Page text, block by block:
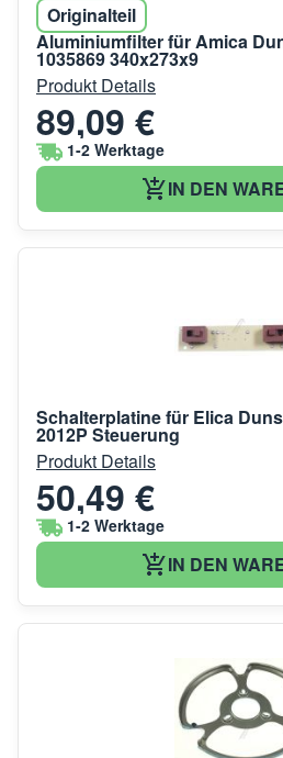
Originalteil
Aluminiumfilter für Amica
1035869 340x273x9
Produkt Details
89,09 €
1-2 Werktage
IN DEN
Schalterplatine für Elica
2012P Steuerung
Produkt Details
50,49 €
1-2 Werktage
IN DEN